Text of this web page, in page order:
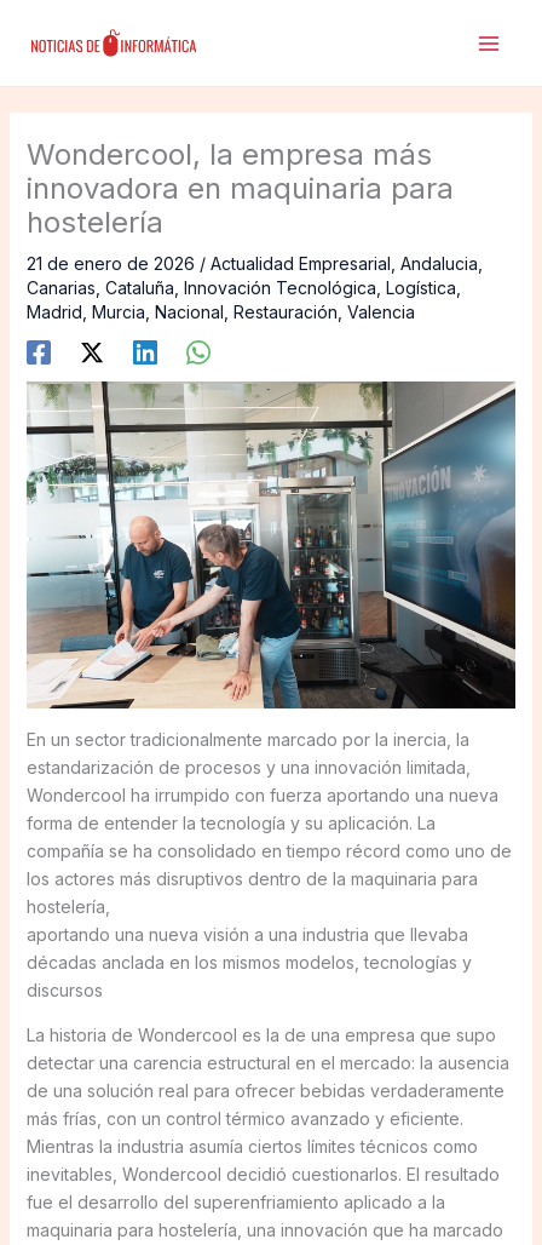
Wondercool, la empresa más
innovadora en maquinaria para
hostelería
21 de enero de 2026 / Actualidad Empresarial Andalucia
Canarias Cataluña Innovación Tecnológica Logística
Madrid Murcia Nacional Restauración Valencia
En un sector tradicionalmente marcado por la inercia, la
estandarización de procesos y una innovación limitada,
Wondercool ha irrumpido con fuerza aportando una nueva
forma de entender la tecnología y su aplicación. La
compañía se ha consolidado en tiempo récord como uno de
los actores más disruptivos dentro de la maquinaria para
hostelería,
aportando una nueva visión a una industria que llevaba
décadas anclada en los mismos modelos, tecnologías y
discursos
La historia de Wondercool es la de una empresa que supo
detectar una carencia estructural en el mercado: la ausencia
de una solución real para ofrecer bebidas verdaderamente
más frías, con un control térmico avanzado y eficiente.
Mientras la industria asumía ciertos límites técnicos como
inevitables, Wondercool decidió cuestionarlos. El resultado
fue el desarrollo del superenfriamiento aplicado a la
maquinaria para hostelería, una innovación que ha marcado